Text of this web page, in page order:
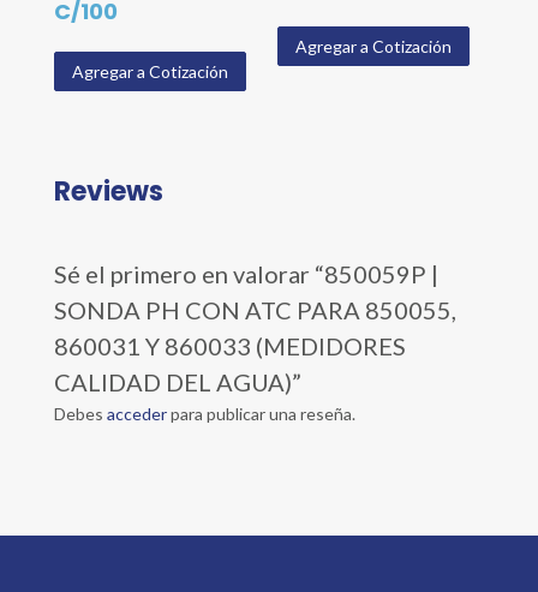
C/100
Agregar a Cotización
Agregar a Cotización
Reviews
Sé el primero en valorar “850059P |
SONDA PH CON ATC PARA 850055,
860031 Y 860033 (MEDIDORES
CALIDAD DEL AGUA)”
Debes accederpara publicar una reseña.